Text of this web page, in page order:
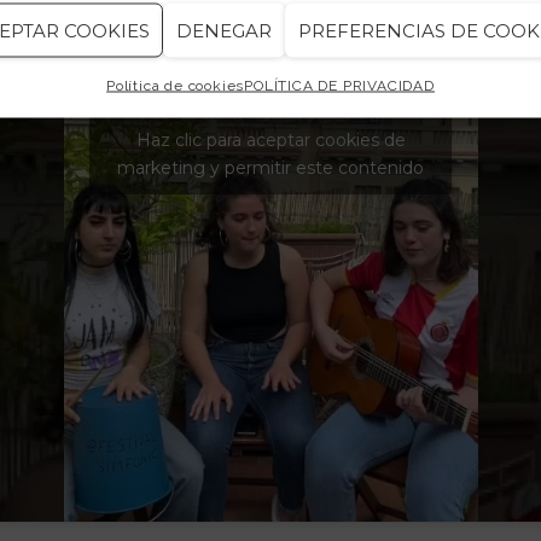
COOKIES DENEGAR PREFERENCIAS DE
Política de cookiesPOLÍTICA DE PRIVACIDAD
Haz clic para aceptar cookies de
marketing y permitir este contenido